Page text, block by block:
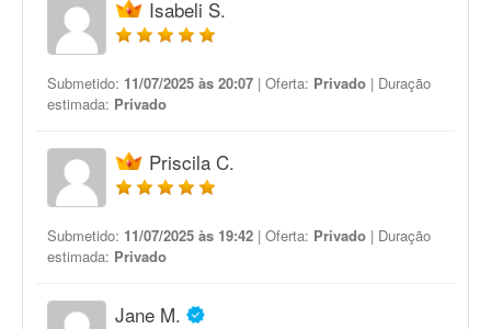
Isabeli S.
Submetido: 11/07/2025 às 20:07 | Oferta: Privado | Duração
estimada: Privado
Priscila C.
Submetido: 11/07/2025 às 19:42 | Oferta: Privado | Duração
estimada: Privado
Jane M.